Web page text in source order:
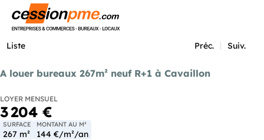
Liste Préc. Suiv.
A louer bureaux 267m² neuf R+1 à Cavaillon
LOYER MENSUEL
3 204 €
SURFACE
267 m²
MONTANT AU M²
144 €/m²/an